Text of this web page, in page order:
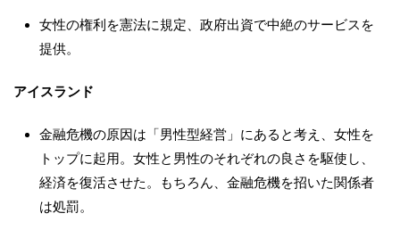
女性の権利を憲法に規定、政府出資で中絶のサービスを
提供。
アイスランド
金融危機の原因は「男性型経営」にあると考え、女性を
トップに起用。女性と男性のそれぞれの良さを駆使し、
経済を復活させた。もちろん、金融危機を招いた関係者
は処罰。